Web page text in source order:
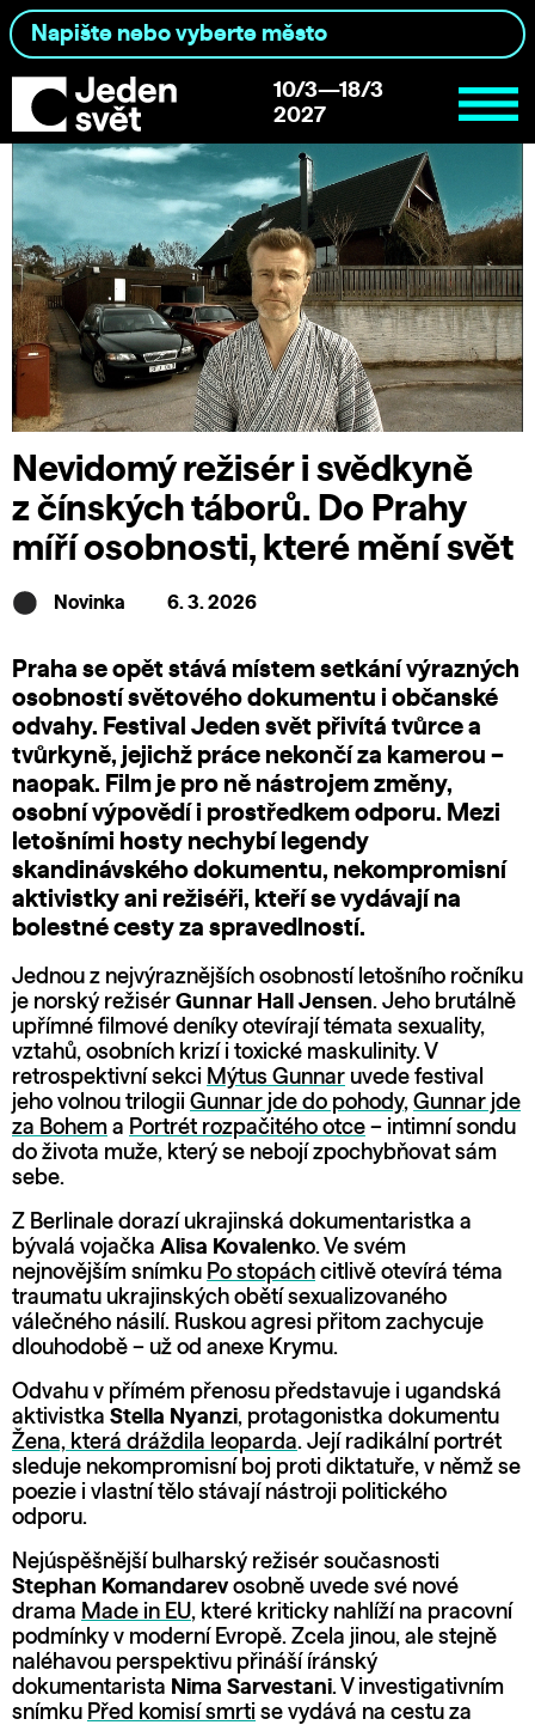
10/3—18/3
2027
Nevidomý režisér i svědkyně
z čínských táborů. Do Prahy
míří osobnosti, které mění svět
Novinka 6. 3. 2026
Praha se opět stává místem setkání výrazných
osobností světového dokumentu i občanské
odvahy. Festival Jeden svět přivítá tvůrce a
tvůrkyně, jejichž práce nekončí za kamerou –
naopak. Film je pro ně nástrojem změny,
osobní výpovědí i prostředkem odporu. Mezi
letošními hosty nechybí legendy
skandinávského dokumentu, nekompromisní
aktivistky ani režiséři, kteří se vydávají na
bolestné cesty za spravedlností.
Jednou z nejvýraznějších osobností letošního ročníku
je norský režisér Gunnar Hall Jensen. Jeho brutálně
upřímné filmové deníky otevírají témata sexuality,
vztahů, osobních krizí i toxické maskulinity. V
retrospektivní sekci Mýtus Gunnar uvede festival
jeho volnou trilogii Gunnar jde do pohody, Gunnar jde
za Bohem a Portrét rozpačitého otce – intimní sondu
do života muže, který se nebojí zpochybňovat sám
sebe.
Z Berlinale dorazí ukrajinská dokumentaristka a
bývalá vojačka Alisa Kovalenko. Ve svém
nejnovějším snímku Po stopách citlivě otevírá téma
traumatu ukrajinských obětí sexualizovaného
válečného násilí. Ruskou agresi přitom zachycuje
dlouhodobě – už od anexe Krymu.
Odvahu v přímém přenosu představuje i ugandská
aktivistka Stella Nyanzi, protagonistka dokumentu
Žena, která dráždila leoparda. Její radikální portrét
sleduje nekompromisní boj proti diktatuře, v němž se
poezie i vlastní tělo stávají nástroji politického
odporu.
Nejúspěšnější bulharský režisér současnosti
Stephan Komandarev osobně uvede své nové
drama Made in EU, které kriticky nahlíží na pracovní
podmínky v moderní Evropě. Zcela jinou, ale stejně
naléhavou perspektivu přináší íránský
dokumentarista Nima Sarvestani. V investigativním
snímku Před komisí smrti se vydává na cestu za